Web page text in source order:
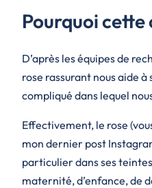
Pourquoi cette
D’après les équipes de
rose rassurant nous aide
compliqué dans lequel
Effectivement, le rose
mon dernier post
particulier dans ses
maternité, d’enfance, de